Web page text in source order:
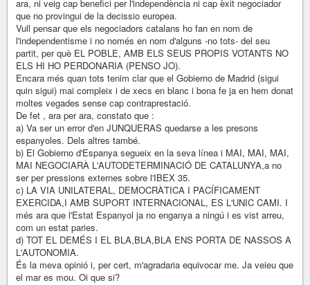
ara, ni veig cap benefici per l'independència ni cap èxit negociador
que no provingui de la decissio europea.
Vull pensar que els negociadors catalans ho fan en nom de
l'independentisme i no només en nom d'alguns -no tots- del seu
partit, per què EL POBLE, AMB ELS SEUS PROPIS VOTANTS NO
ELS HI HO PERDONARIA (PENSO JO).
Encara més quan tots tenim clar que el Gobierno de Madrid (sigui
quin sigui) mai compleix i de xecs en blanc i bona fe ja en hem donat
moltes vegades sense cap contraprestació.
De fet , ara per ara, constato que :
a) Va ser un error d'en JUNQUERAS quedarse a les presons
espanyoles. Dels altres també.
b) El Gobierno d'Espanya segueix en la seva línea i MAI, MAI, MAI,
MAI NEGOCIARÀ L'AUTODETERMINACIÓ DE CATALUNYA,a no
ser per pressions externes sobre l'IBEX 35.
c) LA VIA UNILATERAL, DEMOCRÀTICA I PACÍFICAMENT
EXERCIDA,I AMB SUPORT INTERNACIONAL, ES L'UNIC CAMI. I
més ara que l'Estat Espanyol ja no enganya a ningú i es vist arreu,
com un estat paries.
d) TOT EL DEMÉS I EL BLA,BLA,BLA ENS PORTA DE NASSOS A
L'AUTONOMIA.
És la meva opinió i, per cert, m'agradaria equivocar me. Ja veieu que
el mar es mou. Oi que si?